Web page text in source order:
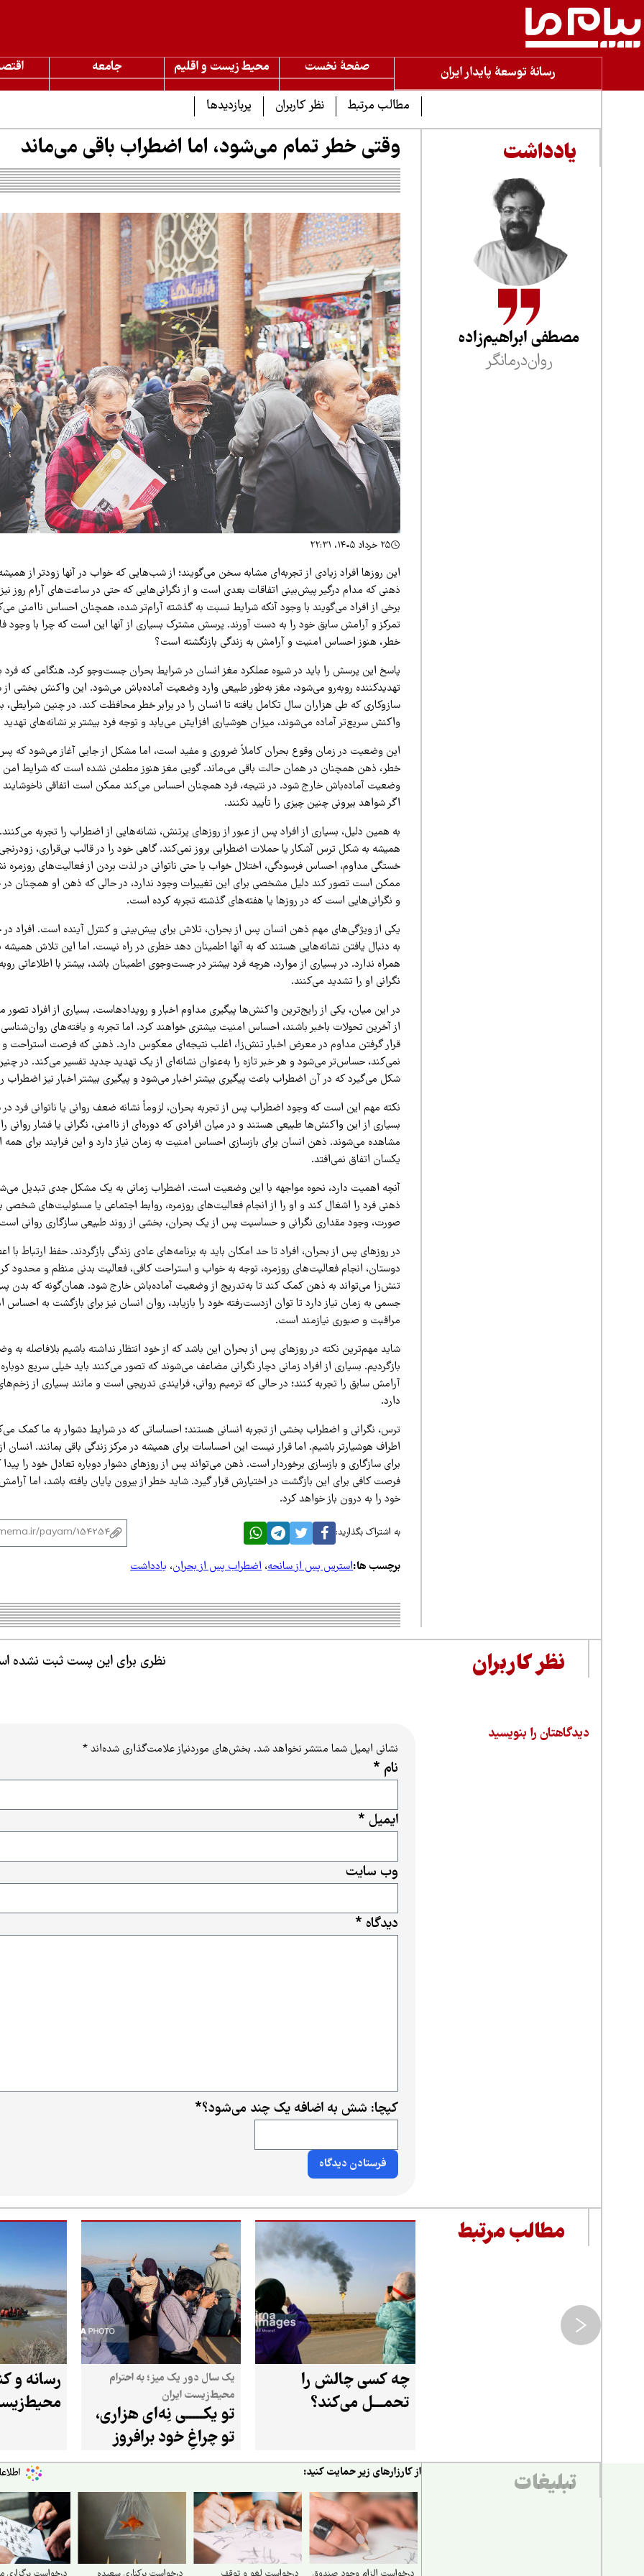
رسانۀ توسعۀ پایدار ایران صفحۀ نخست محیط زیست و اقلیم جامعه
مطالب مرتبط نظر کاربران پربازدیدها
یادداشت
مصطفی ابراهیم‌زاده
روان‌درمانگر
وقتی خطر تمام می‌شود، اما اضطراب باقی می‌ماند
۲۵ خرداد ۱۴۰۵، ۲۲:۳۱
این روزها افراد زیادی از تجربه‌ای مشابه سخن می‌گویند؛ از شب‌هایی که خواب در آنها زودتر از
ذهنی که مدام درگیر پیش‌بینی اتفاقات بعدی است و از نگرانی‌هایی که حتی در ساعت‌های آرام روز
برخی از افراد می‌گویند با وجود آنکه شرایط نسبت به گذشته آرام‌تر شده، همچنان احساس ناامنی
تمرکز و آرامش سابق خود را به دست آورند. پرسش مشترک بسیاری از آنها این است که چرا با وجود
خطر، هنوز احساس امنیت و آرامش به زندگی بازنگشته است؟
پاسخ این پرسش را باید در شیوه عملکرد مغز انسان در شرایط بحران جست‌وجو کرد. هنگامی که فرد
تهدیدکننده روبه‌رو می‌شود، مغز به‌طور طبیعی وارد وضعیت آماده‌باش می‌شود. این واکنش بخشی از
سازوکاری که طی هزاران سال تکامل یافته تا انسان را در برابر خطر محافظت کند. در چنین
واکنش سریع‌تر آماده می‌شوند، میزان هوشیاری افزایش می‌یابد و توجه فرد بیشتر بر نشانه‌های
این وضعیت در زمان وقوع بحران کاملاً ضروری و مفید است، اما مشکل از جایی آغاز می‌شود که
خطر، ذهن همچنان در همان حالت باقی می‌ماند. گویی مغز هنوز مطمئن نشده است که شرایط امن
وضعیت آماده‌باش خارج شود. در نتیجه، فرد همچنان احساس می‌کند ممکن است اتفاقی ناخوشایند
اگر شواهد بیرونی چنین چیزی را تأیید نکنند.
به همین دلیل، بسیاری از افراد پس از عبور از روزهای پرتنش، نشانه‌هایی از اضطراب را تجربه
همیشه به شکل ترس آشکار یا حملات اضطرابی بروز نمی‌کند. گاهی خود را در قالب بی‌قراری،
خستگی مداوم، احساس فرسودگی، اختلال خواب یا حتی ناتوانی در لذت بردن از فعالیت‌های روزمره
ممکن است تصور کند دلیل مشخصی برای این تغییرات وجود ندارد، در حالی که ذهن او همچنان در
و نگرانی‌هایی است که در روزها یا هفته‌های گذشته تجربه کرده است.
یکی از ویژگی‌های مهم ذهن انسان پس از بحران، تلاش برای پیش‌بینی و کنترل آینده است. افراد
به دنبال یافتن نشانه‌هایی هستند که به آنها اطمینان دهد خطری در راه نیست. اما این تلاش همیشه
همراه ندارد. در بسیاری از موارد، هرچه فرد بیشتر در جست‌وجوی اطمینان باشد، بیشتر با اطلاعاتی
نگرانی او را تشدید می‌کنند.
در این میان، یکی از رایج‌ترین واکنش‌ها پیگیری مداوم اخبار و رویدادهاست. بسیاری از افراد تصور
از آخرین تحولات باخبر باشند، احساس امنیت بیشتری خواهند کرد. اما تجربه و یافته‌های
قرار گرفتن مداوم در معرض اخبار تنش‌زا، اغلب نتیجه‌ای معکوس دارد. ذهنی که فرصت استراحت و
نمی‌کند، حساس‌تر می‌شود و هر خبر تازه را به‌عنوان نشانه‌ای از یک تهدید جدید تفسیر می‌کند. در
شکل می‌گیرد که در آن اضطراب باعث پیگیری بیشتر اخبار می‌شود و پیگیری بیشتر اخبار نیز
نکته مهم این است که وجود اضطراب پس از تجربه بحران، لزوماً نشانه ضعف روانی یا ناتوانی فرد
بسیاری از این واکنش‌ها طبیعی هستند و در میان افرادی که دوره‌ای از ناامنی، نگرانی یا فشار روانی را
مشاهده می‌شوند. ذهن انسان برای بازسازی احساس امنیت به زمان نیاز دارد و این فرایند برای همه
یکسان اتفاق نمی‌افتد.
آنچه اهمیت دارد، نحوه مواجهه با این وضعیت است. اضطراب زمانی به یک مشکل جدی تبدیل
ذهنی فرد را اشغال کند و او را از انجام فعالیت‌های روزمره، روابط اجتماعی یا مسئولیت‌های شخصی
صورت، وجود مقداری نگرانی و حساسیت پس از یک بحران، بخشی از روند طبیعی سازگاری روانی
در روزهای پس از بحران، افراد تا حد امکان باید به برنامه‌های عادی زندگی بازگردند. حفظ ارتباط با
دوستان، انجام فعالیت‌های روزمره، توجه به خواب و استراحت کافی، فعالیت بدنی منظم و محدود
تنش‌زا می‌تواند به ذهن کمک کند تا به‌تدریج از وضعیت آماده‌باش خارج شود. همان‌گونه که بدن
جسمی به زمان نیاز دارد تا توان ازدست‌رفته خود را بازیابد، روان انسان نیز برای بازگشت به
مراقبت و صبوری نیازمند است.
شاید مهم‌ترین نکته در روزهای پس از بحران این باشد که از خود انتظار نداشته باشیم بلافاصله به
بازگردیم. بسیاری از افراد زمانی دچار نگرانی مضاعف می‌شوند که تصور می‌کنند باید خیلی سریع
آرامش سابق را تجربه کنند؛ در حالی که ترمیم روانی، فرایندی تدریجی است و مانند بسیاری از
دارد.
ترس، نگرانی و اضطراب بخشی از تجربه انسانی هستند؛ احساساتی که در شرایط دشوار به ما کمک
اطراف هوشیارتر باشیم. اما قرار نیست این احساسات برای همیشه در مرکز زندگی باقی بمانند. انسان
برای سازگاری و بازسازی برخوردار است. ذهن می‌تواند پس از روزهای دشوار دوباره تعادل خود را
فرصت کافی برای این بازگشت در اختیارش قرار گیرد. شاید خطر از بیرون پایان یافته باشد، اما آرامش
خود را به درون باز خواهد کرد.
به اشتراک بگذارید:
برچسب ها:استرس پس از سانحه،اضطراب پس از بحران،یادداشت
نظر کاربران نظری برای این پست ثبت نشده
دیدگاهتان را بنویسید
نشانی ایمیل شما منتشر نخواهد شد. بخش‌های موردنیاز علامت‌گذاری شده‌اند*
دیدگاه *
نام *
ایمیل *
وب‌ سایت
کپچا: شش به اضافه یک چند می‌شود؟*
مطالب مرتبط
چه کسی چالش را
تحمـــل می‌کند؟
یک سال دور یک میز؛ به احترام
محیط‌زیست ایران
تو یکـــــی نِه‌ای هزاری،
تو چراغِ خود برافروز
رسانه و
تبلیغات از کارزارهای زیر حمایت کنید: